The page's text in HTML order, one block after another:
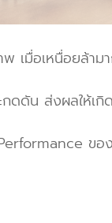
พ เมื่อเหนื่อยล้า
ดดัน ส่งผลให้เ
ข